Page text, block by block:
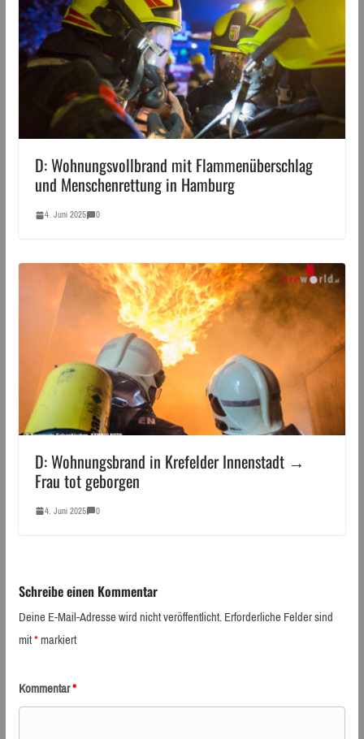
D: Wohnungsvollbrand mit Flammenüberschlag
und Menschenrettung in Hamburg
4. Juni 2025 0
D: Wohnungsbrand in Krefelder Innenstadt →
Frau tot geborgen
4. Juni 2025 0
Schreibe einen Kommentar
Deine E-Mail-Adresse wird nicht veröffentlicht.Erforderliche Felder sind
mit*markiert
Kommentar*